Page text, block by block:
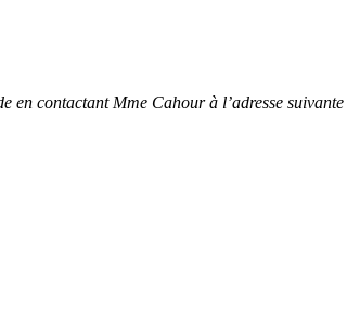
en contactant Mme Cahour à l’adresse suivante